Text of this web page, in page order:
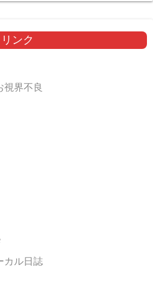
リンク
視界不良
カル日誌